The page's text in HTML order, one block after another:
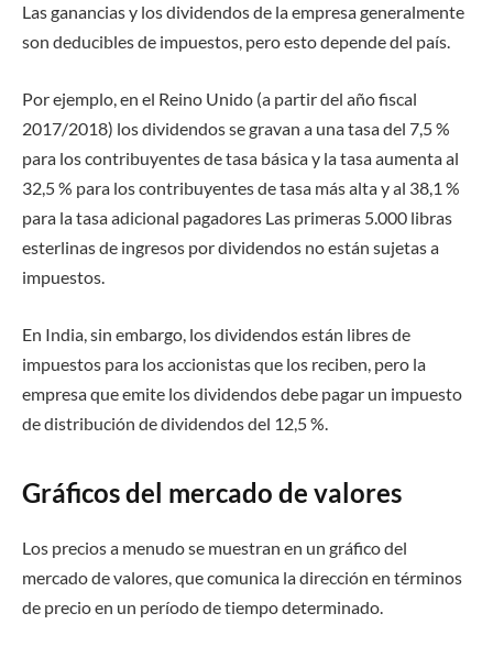
Las ganancias y los dividendos de la empresa generalmente
son deducibles de impuestos, pero esto depende del país.
Por ejemplo, en el Reino Unido (a partir del año fiscal
2017/2018) los dividendos se gravan a una tasa del 7,5 %
para los contribuyentes de tasa básica y la tasa aumenta al
32,5 % para los contribuyentes de tasa más alta y al 38,1 %
para la tasa adicional pagadores Las primeras 5.000 libras
esterlinas de ingresos por dividendos no están sujetas a
impuestos.
En India, sin embargo, los dividendos están libres de
impuestos para los accionistas que los reciben, pero la
empresa que emite los dividendos debe pagar un impuesto
de distribución de dividendos del 12,5 %.
Gráficos del mercado de valores
Los precios a menudo se muestran en un gráfico del
mercado de valores, que comunica la dirección en términos
de precio en un período de tiempo determinado.